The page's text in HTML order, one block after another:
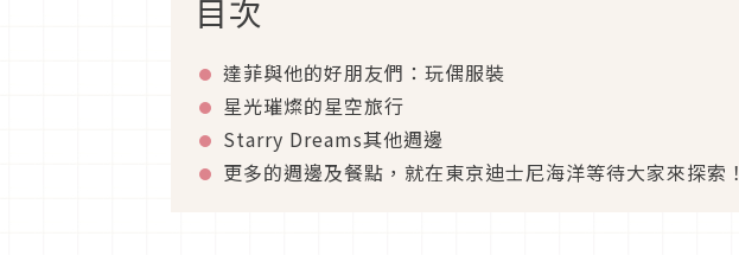
目次
達菲與他的好朋友們：玩偶服裝
星光璀燦的星空旅行
Starry Dreams其他週邊
更多的週邊及餐點，就在東京迪士尼海洋等待大家來探索！